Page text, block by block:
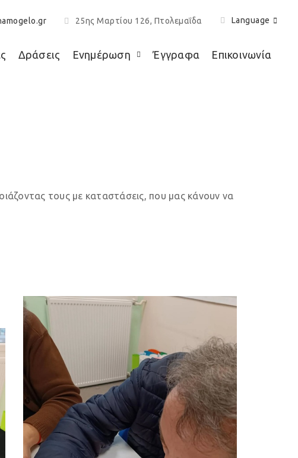
25ης Μαρτίου 126, Πτολεμαΐδα Language
Δράσεις Ενημέρωση Έγγραφα Επικοινωνία
τους με καταστάσεις, που μας κάνουν να